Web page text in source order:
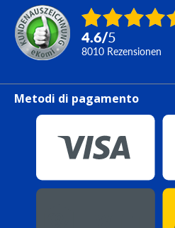
4.6/5
8010 Rezensionen
Metodi di pagamento